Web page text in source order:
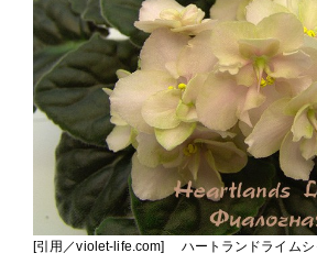
[引用／violet-life.com] ハートランドライムシ